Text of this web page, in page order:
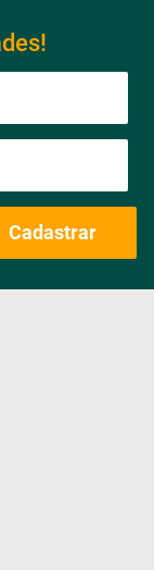
Cadastrar